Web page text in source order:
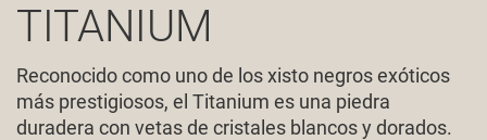
TITANIUM
Reconocido como uno de los xisto negros exóticos
más prestigiosos, el Titanium es una piedra
duradera con vetas de cristales blancos y dorados.